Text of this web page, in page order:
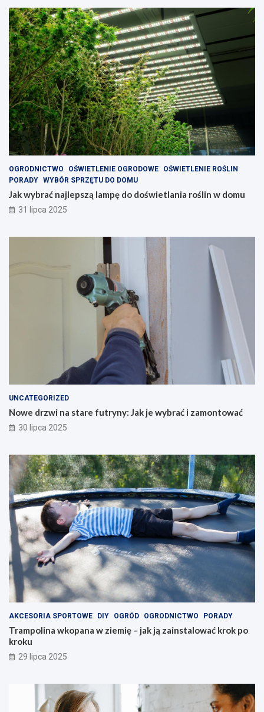
OGRODNICTWO OŚWIETLENIE OGRODOWE
OŚWIETLENIE ROŚLIN
PORADY WYBÓR SPRZĘTU DO DOMU
Jak wybrać najlepszą lampę do doświetlania roślin w domu
31 lipca 2025
UNCATEGORIZED
Nowe drzwi na stare futryny: Jak je wybrać i zamontować
30 lipca 2025
AKCESORIA SPORTOWE DIY OGRÓD OGRODNICTWO PORADY
Trampolina wkopana w ziemię – jak ją zainstalować krok po
kroku
29 lipca 2025